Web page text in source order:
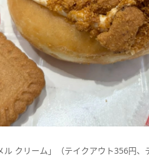
ル クリーム」（テイクアウト356円、